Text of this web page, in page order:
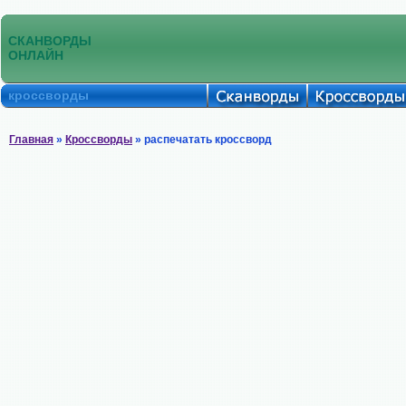
СКАНВОРДЫ
ОНЛАЙН
кроссворды
Главная » Кроссворды » распечатать кроссворд